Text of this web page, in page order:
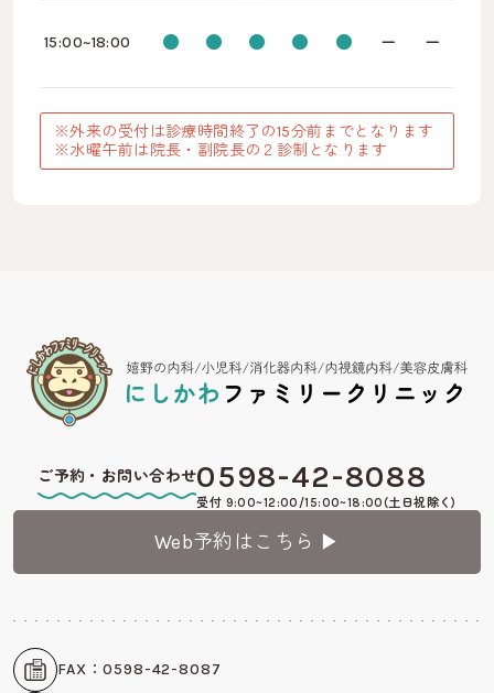
15:00~18:00 ● ● ● ● ● ー ー
※外来の受付は診療時間終了の15分前までとなります
※水曜午前は院長・副院長の２診制となります
ご予約・お問い合わせ0598-42-8088
受付 9:00~12:00/15:00~18:00(土日祝除く)
Web予約はこちら ▶︎
FAX：0598-42-8087